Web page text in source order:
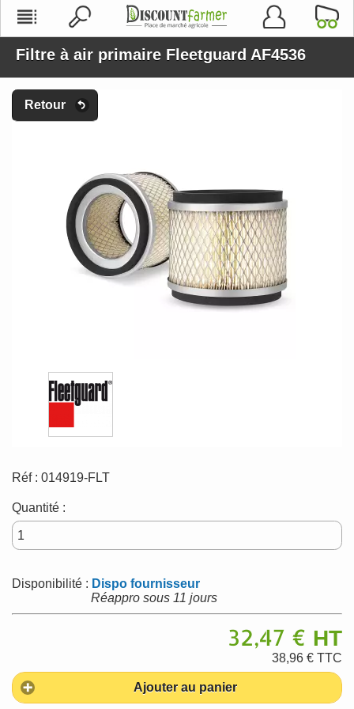
Filtre à air primaire Fleetguard AF4536
Retour
Réf : 014919-FLT
Quantité :
Disponibilité : Dispo fournisseur
Réappro sous 11 jours
32,47 € HT
38,96 € TTC
Ajouter au panier